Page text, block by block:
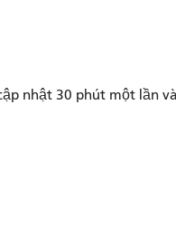
nhật 30 phút một lần